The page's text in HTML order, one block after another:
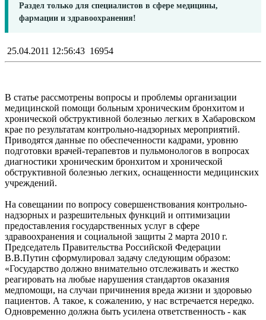
Раздел только для специалистов в сфере медицины,
фармации и здравоохранения!
25.04.2011 12:56:43 16954
В статье рассмотрены вопросы и проблемы организации
медицинской помощи больным хроническим бронхитом и
хронической обструктивной болезнью легких в Хабаровском
крае по результатам контрольно-надзорных мероприятий.
Приводятся данные по обеспеченности кадрами, уровню
подготовки врачей-терапевтов и пульмонологов в вопросах
диагностики хроническим бронхитом и хронической
обструктивной болезнью легких, оснащенности медицинских
учреждений.
На совещании по вопросу совершенствования контрольно-
надзорных и разрешительных функций и оптимизации
предоставления государственных услуг в сфере
здравоохранения и социальной защиты 2 марта 2010 г.
Председатель Правительства Российской Федерации
В.В.Путин сформулировал задачу следующим образом:
«Государство должно внимательно отслеживать и жестко
реагировать на любые нарушения стандартов оказания
медпомощи, на случаи причинения вреда жизни и здоровью
пациентов. А такое, к сожалению, у нас встречается нередко.
Одновременно должна быть усилена ответственность - как